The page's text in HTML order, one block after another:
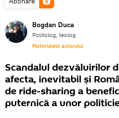
Bogdan Duca
Politolog, teolog
Materialele autorului
Scandalul dezvăluirilor
afecta, inevitabil și
de ride-sharing a
puternică a unor